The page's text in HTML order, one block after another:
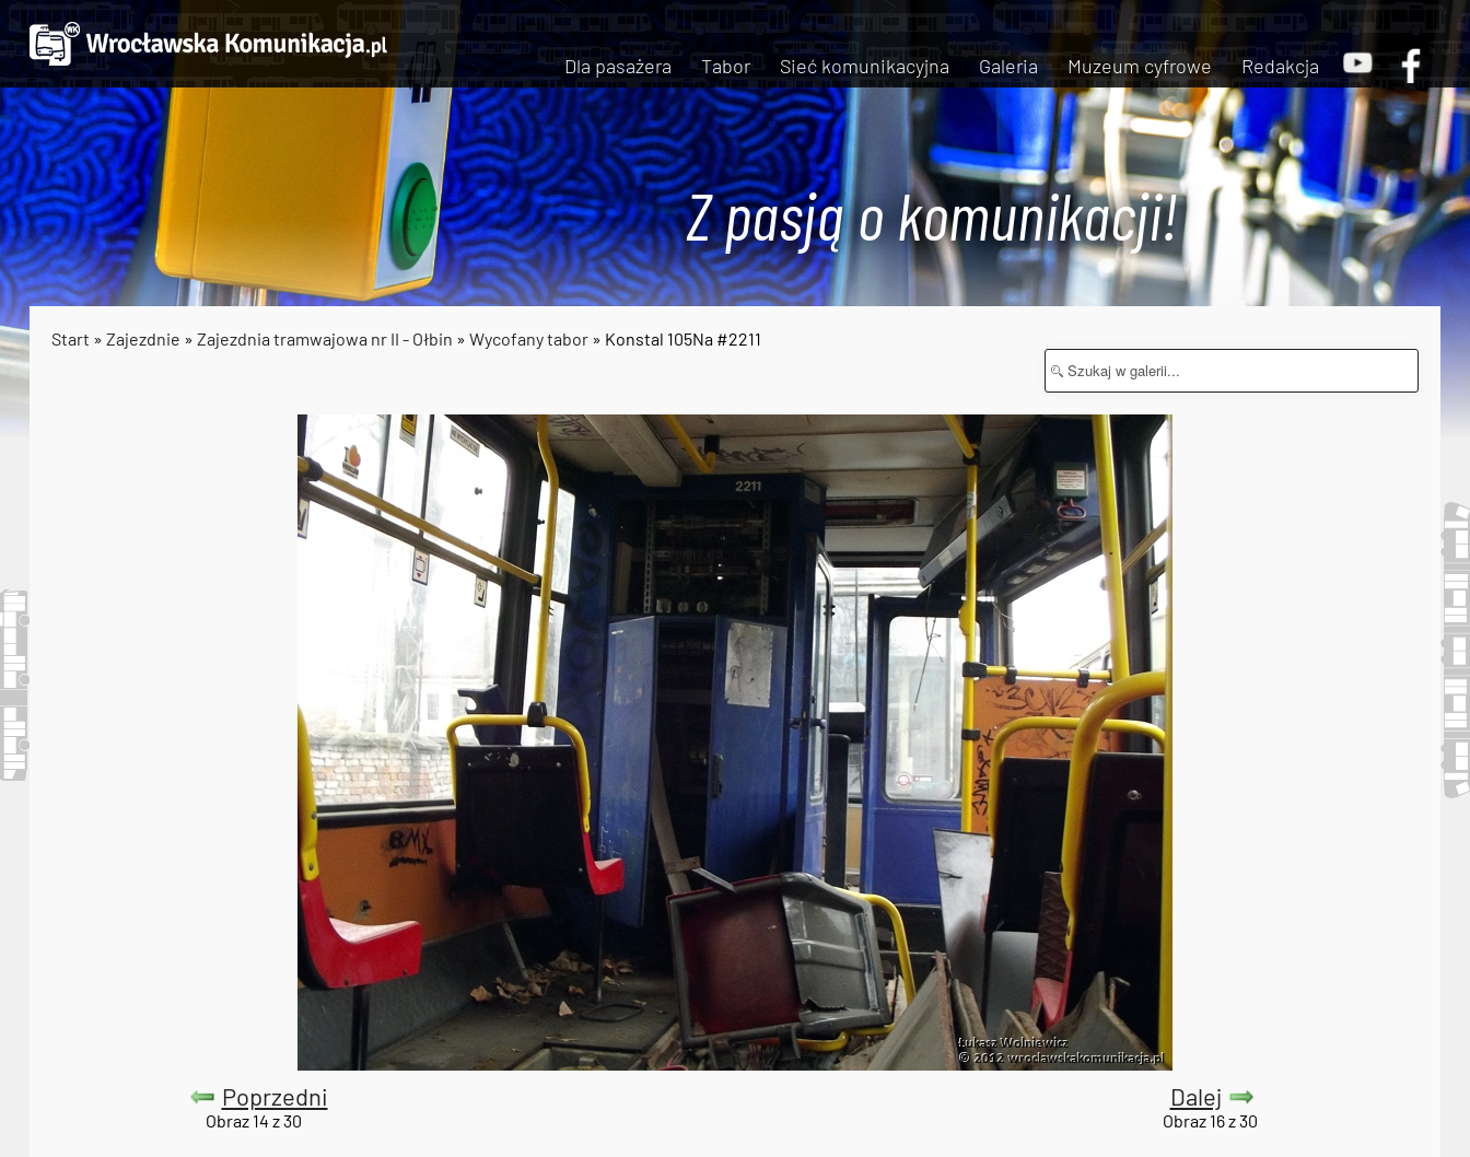
Dla pasażera Tabor Sieć komunikacyjna Galeria Muzeum cyfrowe Redakcja
Z pasją o komunikacji!
Start » Zajezdnie » Zajezdnia tramwajowa nr II - Ołbin » Wycofany tabor » Konstal 105Na #2211
Poprzedni
Obraz 14 z 30
Dalej
Obraz 16 z 30